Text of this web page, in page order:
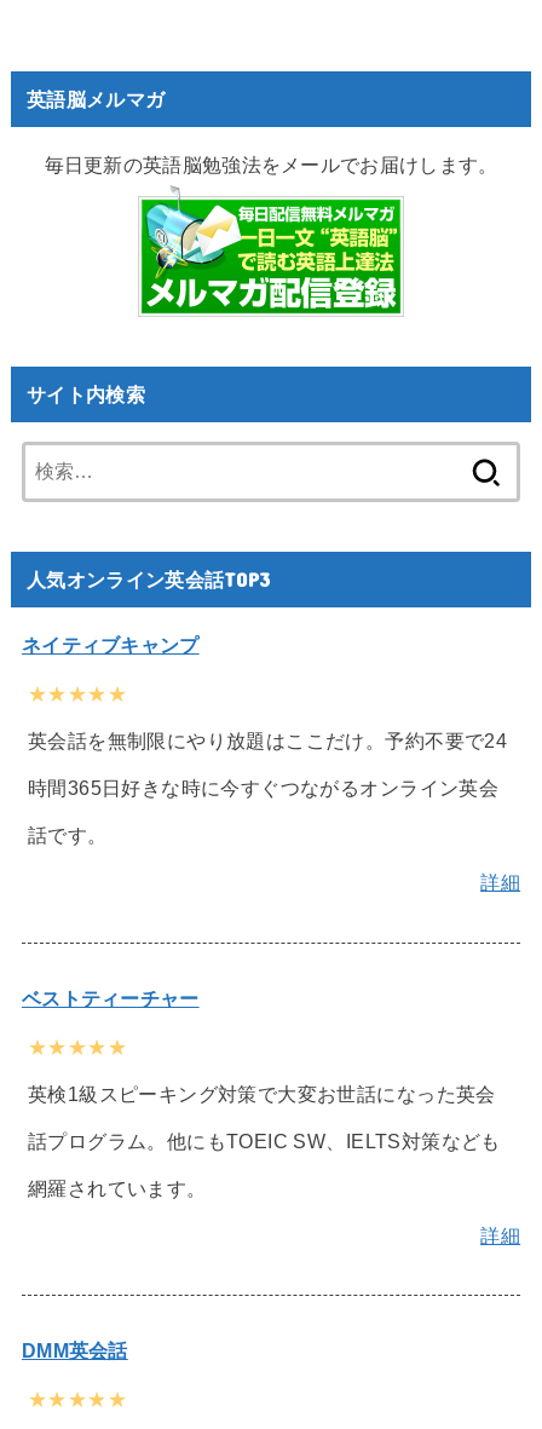
英語脳メルマガ
毎日更新の英語脳勉強法をメールでお届けします。
サイト内検索
索:
人気オンライン英会話TOP3
ネイティブキャンプ
★★★★★
英会話を無制限にやり放題はここだけ。予約不要で24
時間365日好きな時に今すぐつながるオンライン英会
話です。
詳細
ベストティーチャー
★★★★★
英検1級スピーキング対策で大変お世話になった英会
話プログラム。他にもTOEIC SW、IELTS対策なども
網羅されています。
詳細
DMM英会話
★★★★★